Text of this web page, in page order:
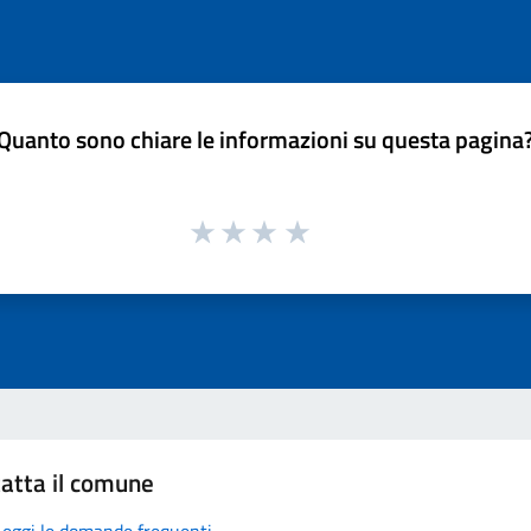
sono chiare le informazioni su questa
il comune